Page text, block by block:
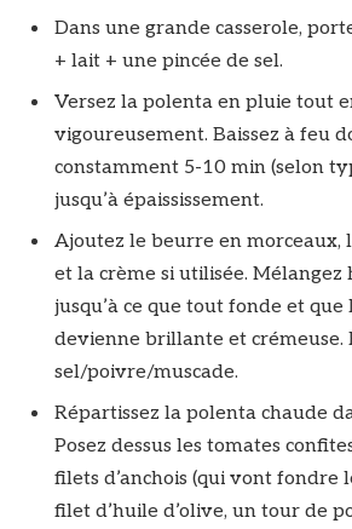
Dans une grande casserole,
+ lait + une pincée de sel.
Versez la polenta en pluie tout
vigoureusement. Baissez à feu
constamment 5-10 min (selon
jusqu’à épaississement.
Ajoutez le beurre en morceaux,
et la crème si utilisée. Mélangez
jusqu’à ce que tout fonde et
devienne brillante et crémeuse.
sel/poivre/muscade.
Répartissez la polenta chaude
Posez dessus les tomates
filets d’anchois (qui vont fondre
filet d’huile d’olive, un tour de